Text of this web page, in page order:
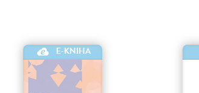
E-KNIHA